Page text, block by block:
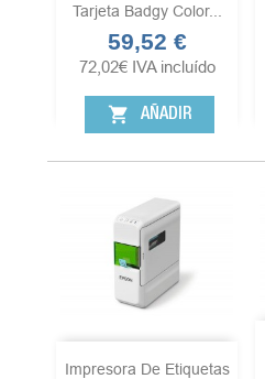
Tarjeta Badgy Color...
Precio
59,52 €
72,02€ IVA incluído
shopping_cart AÑADIR
Impresora De Etiquetas